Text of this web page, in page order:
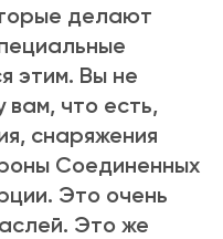
делают
этим. Вы не
вам, что есть,
снаряжения
Соединенных
Это очень
Это же